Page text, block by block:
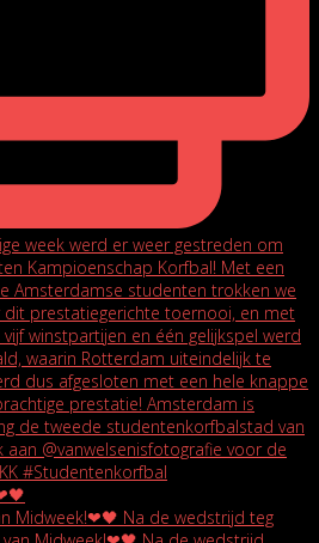
Midweek!❤🖤 Na de wedstrijd teg